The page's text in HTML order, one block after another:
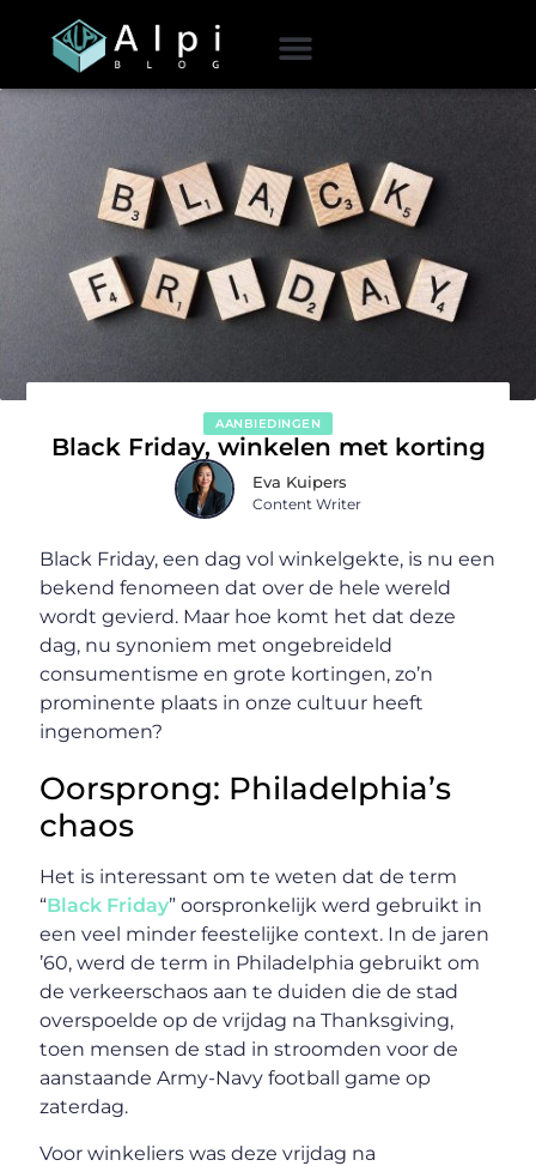
AANBIEDINGEN
Black Friday, winkelen met korting
Eva Kuipers
Content Writer
Black Friday, een dag vol winkelgekte, is nu een
bekend fenomeen dat over de hele wereld
wordt gevierd. Maar hoe komt het dat deze
dag, nu synoniem met ongebreideld
consumentisme en grote kortingen, zo’n
prominente plaats in onze cultuur heeft
ingenomen?
Oorsprong: Philadelphia’s
chaos
Het is interessant om te weten dat de term
“Black Friday” oorspronkelijk werd gebruikt in
een veel minder feestelijke context. In de jaren
’60, werd de term in Philadelphia gebruikt om
de verkeerschaos aan te duiden die de stad
overspoelde op de vrijdag na Thanksgiving,
toen mensen de stad in stroomden voor de
aanstaande Army-Navy football game op
zaterdag.
Voor winkeliers was deze vrijdag na